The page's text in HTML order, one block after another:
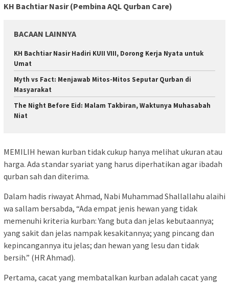
KH Bachtiar Nasir (Pembina AQL Qurban Care)
BACAAN LAINNYA
KH Bachtiar Nasir Hadiri KUII VIII, Dorong Kerja Nyata untuk
Umat
Myth vs Fact: Menjawab Mitos-Mitos Seputar Qurban di
Masyarakat
The Night Before Eid: Malam Takbiran, Waktunya Muhasabah
Niat
MEMILIH hewan kurban tidak cukup hanya melihat ukuran atau
harga. Ada standar syariat yang harus diperhatikan agar ibadah
qurban sah dan diterima.
Dalam hadis riwayat Ahmad, Nabi Muhammad Shallallahu alaihi
wa sallam bersabda, “Ada empat jenis hewan yang tidak
memenuhi kriteria kurban: Yang buta dan jelas kebutaannya;
yang sakit dan jelas nampak kesakitannya; yang pincang dan
kepincangannya itu jelas; dan hewan yang lesu dan tidak
bersih.” (HR Ahmad).
Pertama, cacat yang membatalkan kurban adalah cacat yang